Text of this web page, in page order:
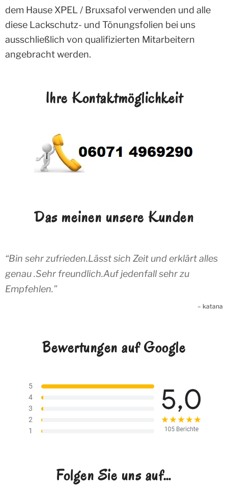
dem Hause XPEL / Bruxsafol verwenden und alle
diese Lackschutz- und Tönungsfolien bei uns
ausschließlich von qualifizierten Mitarbeitern
angebracht werden.
Ihre Kontaktmöglichkeit
Das meinen unsere Kunden
Bin sehr zufrieden.Lässt sich Zeit und erklärt alles
genau .Sehr freundlich.Auf jedenfall sehr zu
Empfehlen.
katana
Bewertungen auf Google
Folgen Sie uns auf…